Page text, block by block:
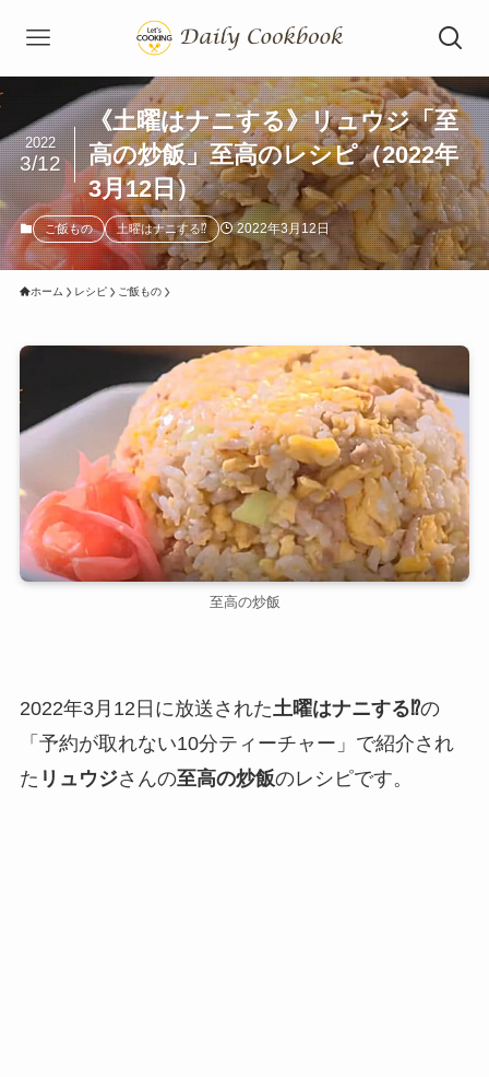
《土曜はナニする》リュウジ「至
高の炒飯」至高のレシピ（2022年
3月12日）
2022
3/12
ご飯もの 土曜はナニする⁉ 2022年3月12日
ホーム レシピ ご飯もの
至高の炒飯
2022年3月12日に放送された 土曜はナニする⁉の
「予約が取れない10分ティーチャー」で紹介され
た リュウジさんの至高の炒飯のレシピです。